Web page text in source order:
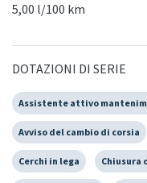
5,00 l/100 km
DOTAZIONI DI SERIE
Assistente attivo
Avviso del cambio di corsia
Cerchi in lega Chiusura